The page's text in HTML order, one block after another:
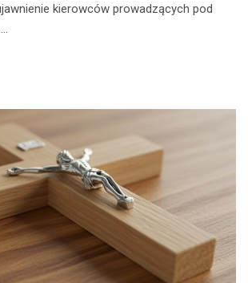
kierowców prowadzących pod